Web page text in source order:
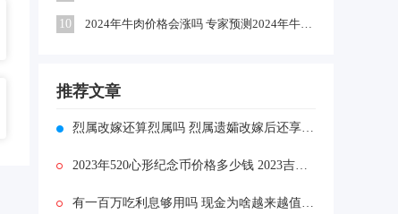
10 2024年牛肉价格会涨吗 专家预测2024年牛肉价格
推荐文章
烈属改嫁还算烈属吗 烈属遗孀改嫁后还享受烈属待遇吗
2023年520心形纪念币价格多少钱 2023吉祥文化520心形纪念币预约时间什么时候
有一百万吃利息够用吗 现金为啥越来越值钱？